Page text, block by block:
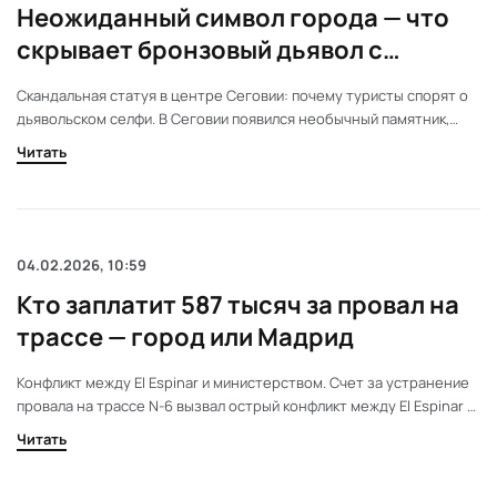
Неожиданный символ города — что
скрывает бронзовый дьявол с
телефоном
Скандальная статуя в центре Сеговии: почему туристы спорят о
дьявольском селфи. В Сеговии появился необычный памятник,
вызвавший бурю эмоций. Бронзовый дьявол с телефоном стал
новым символом города. Его история и скандал вокруг установки
Читать
04.02.2026, 10:59
Кто заплатит 587 тысяч за провал на
трассе — город или Мадрид
Конфликт между El Espinar и министерством. Счет за устранение
провала на трассе N-6 вызвал острый конфликт между El Espinar и
министерством. Муниципалитет отказывается платить, обвиняя
государство в ошибках. Решение теперь за судом.
Читать